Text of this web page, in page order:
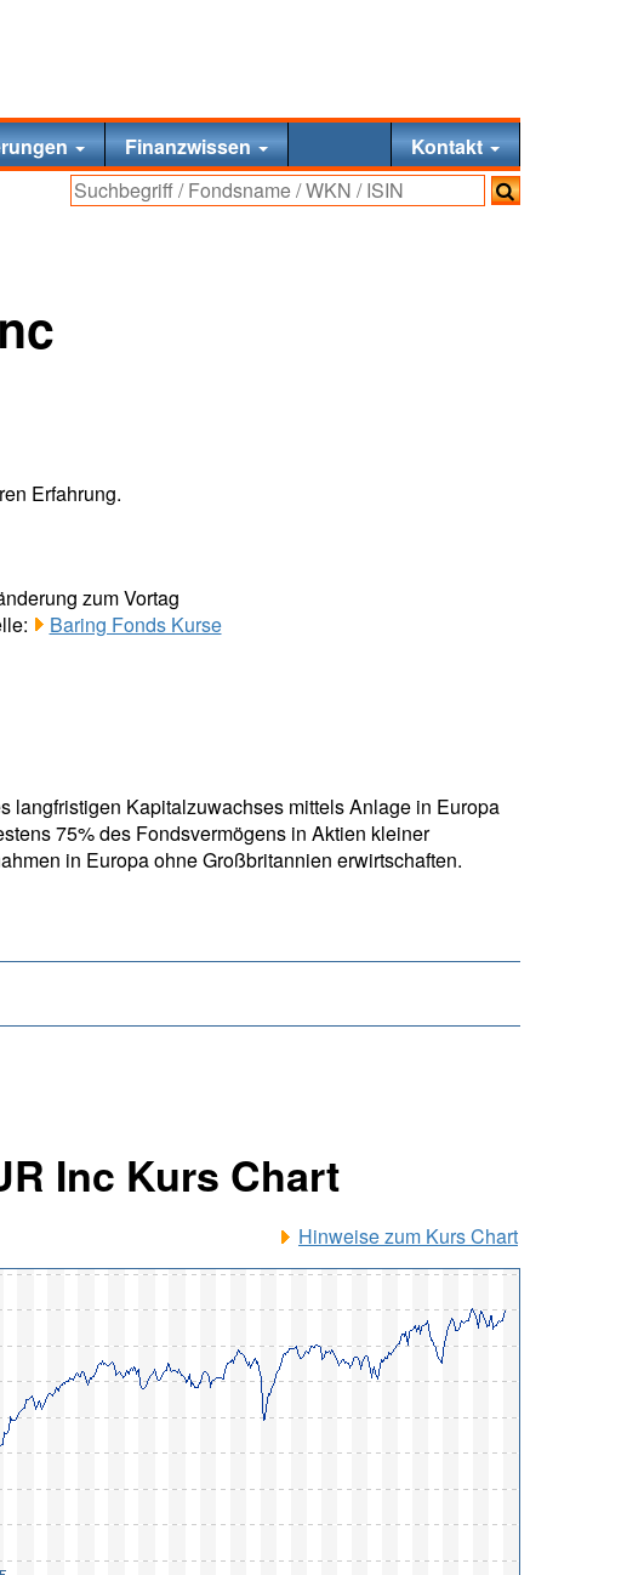
Finanzwissen Kontakt
Erfahrung.
zum Vortag
Baring Fonds Kurse
langfristigen Kapitalzuwachses mittels Anlage in Europa
75% des Fondsvermögens in Aktien kleiner
in Europa ohne Großbritannien erwirtschaften.
Inc Kurs Chart
Hinweise zum Kurs Chart